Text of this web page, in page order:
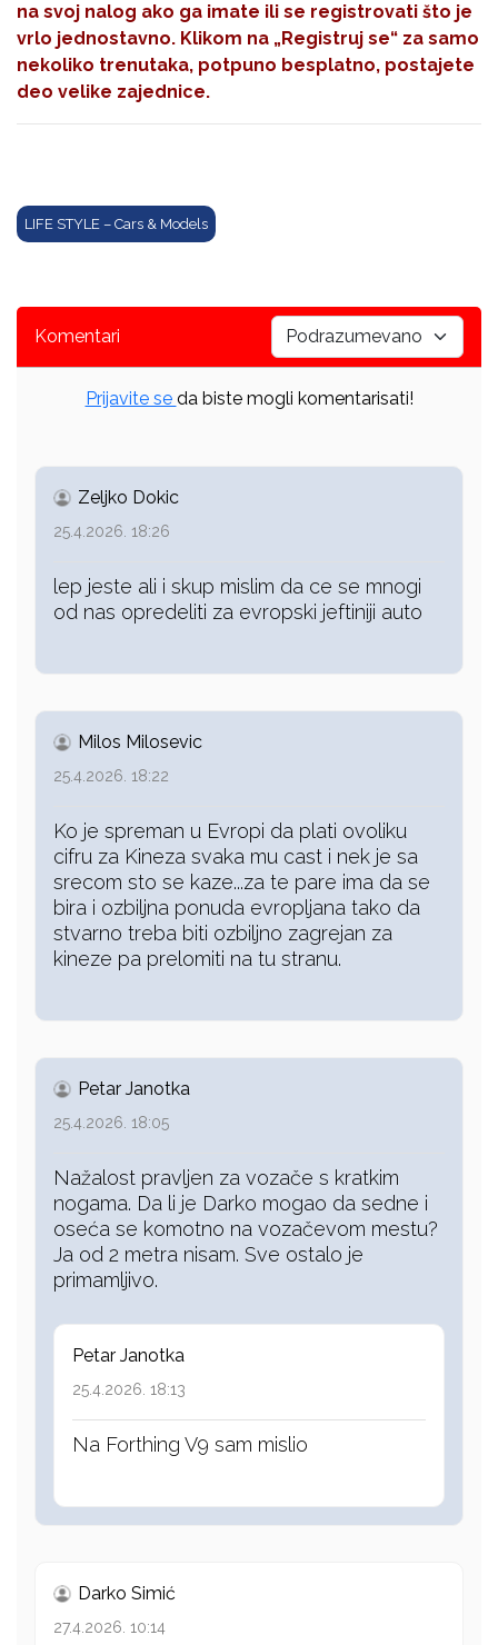
na svoj nalog ako ga imate ili se registrovati što je
vrlo jednostavno. Klikom na „Registruj se“ za samo
nekoliko trenutaka, potpuno besplatno, postajete
deo velike zajednice.
LIFE STYLE – Cars & Models
Komentari
Prijavite se da biste mogli komentarisati!
Zeljko Dokic
25.4.2026. 18:26
lep jeste ali i skup mislim da ce se mnogi
od nas opredeliti za evropski jeftiniji auto
Milos Milosevic
25.4.2026. 18:22
Ko je spreman u Evropi da plati ovoliku
cifru za Kineza svaka mu cast i nek je sa
srecom sto se kaze...za te pare ima da se
bira i ozbiljna ponuda evropljana tako da
stvarno treba biti ozbiljno zagrejan za
kineze pa prelomiti na tu stranu.
Petar Janotka
25.4.2026. 18:05
Nažalost pravljen za vozače s kratkim
nogama. Da li je Darko mogao da sedne i
oseća se komotno na vozačevom mestu?
Ja od 2 metra nisam. Sve ostalo je
primamljivo.
Petar Janotka
25.4.2026. 18:13
Na Forthing V9 sam mislio
Darko Simić
27.4.2026. 10:14